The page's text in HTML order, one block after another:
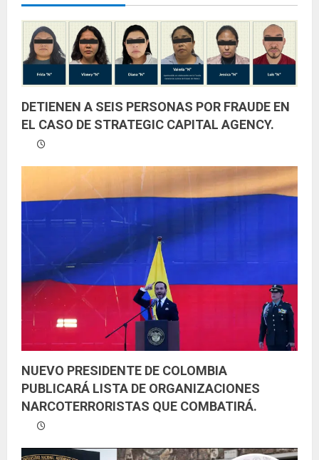
y
e
d
o
DETIENEN A SEIS PERSONAS POR FRAUDE EN
EL CASO DE STRATEGIC CAPITAL AGENCY.
NUEVO PRESIDENTE DE COLOMBIA
PUBLICARÁ LISTA DE ORGANIZACIONES
NARCOTERRORISTAS QUE COMBATIRÁ.